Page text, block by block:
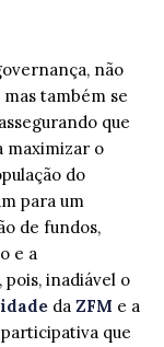
não
também se
que
maximizar o
do
para um
de fundos,
e a
inadiável o
da ZFM e a
que